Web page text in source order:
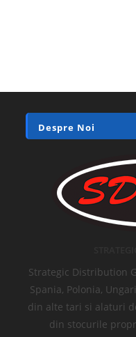
Despre Noi
Strategic Distribution
Spania, Polonia,
din alte tari si alaturi
din stocurile